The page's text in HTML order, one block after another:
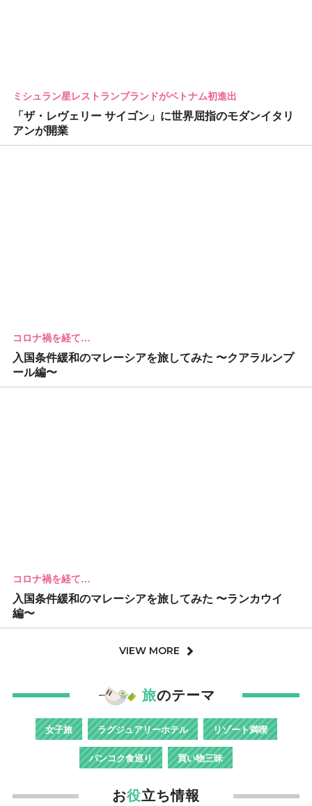
ミシュラン星レストランブランドがベトナム初進出
「ザ・レヴェリー サイゴン」に世界屈指のモダンイタリ
アンが開業
コロナ禍を経て…
入国条件緩和のマレーシアを旅してみた 〜クアラルンプ
ール編〜
コロナ禍を経て…
入国条件緩和のマレーシアを旅してみた 〜ランカウイ
編〜
VIEW MORE
旅のテーマ
女子旅 ラグジュアリーホテル リゾート満喫
バンコク食巡り 買い物三昧
お役立ち情報